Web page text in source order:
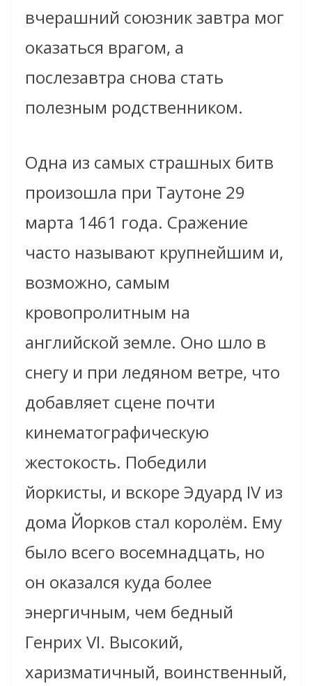
вчерашний союзник завтра мог
оказаться врагом, а
послезавтра снова стать
полезным родственником.
Одна из самых страшных битв
произошла при Таутоне 29
марта 1461 года. Сражение
часто называют крупнейшим и,
возможно, самым
кровопролитным на
английской земле. Оно шло в
снегу и при ледяном ветре, что
добавляет сцене почти
кинематографическую
жестокость. Победили
йоркисты, и вскоре Эдуард IV из
дома Йорков стал королём. Ему
было всего восемнадцать, но
он оказался куда более
энергичным, чем бедный
Генрих VI. Высокий,
харизматичный, воинственный,